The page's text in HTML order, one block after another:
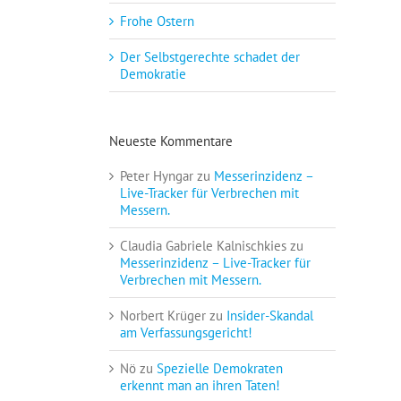
Frohe Ostern
Der Selbstgerechte schadet der
Demokratie
Neueste Kommentare
Peter Hyngar zu Messerinzidenz –
Live-Tracker für Verbrechen mit
Messern.
Claudia Gabriele Kalnischkies zu
Messerinzidenz – Live-Tracker für
Verbrechen mit Messern.
Norbert Krüger zu Insider-Skandal
am Verfassungsgericht!
Nö zu Spezielle Demokraten
erkennt man an ihren Taten!